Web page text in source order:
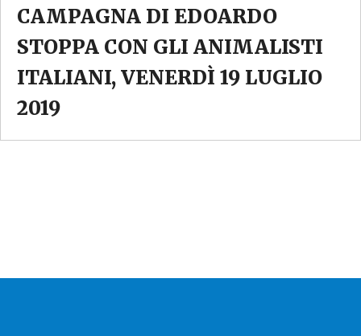
CAMPAGNA DI EDOARDO
STOPPA CON GLI ANIMALISTI
ITALIANI, VENERDÌ 19 LUGLIO
2019